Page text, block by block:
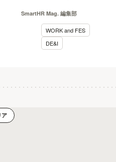
ルールメイキング
【WORKandFES2022
レポート】
SmartHR Mag. 編集部
WORK and FES
DE&I
ア